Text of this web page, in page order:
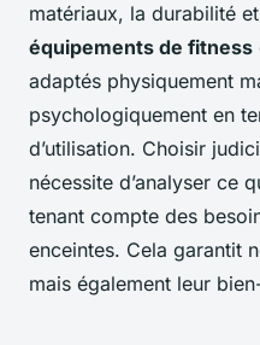
matériaux, la durabilité
équipements de fitness
adaptés physiquement
psychologiquement en
d’utilisation. Choisir
nécessite d’analyser ce
tenant compte des
enceintes. Cela garantit
mais également leur